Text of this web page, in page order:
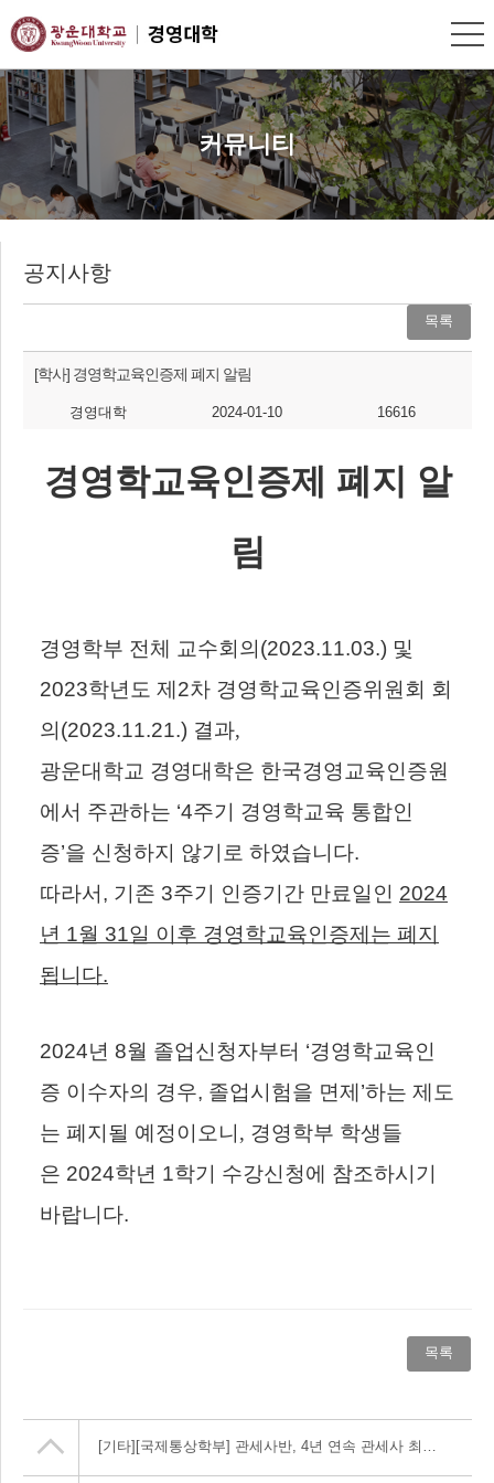
커뮤니티
공지사항
목록
[학사] 경영학교육인증제 폐지 알림
경영대학 2024-01-10 16616
경영학교육인증제 폐지 알
림
경영학부 전체 교수회의 (2023.11.03.) 및
2023학년도 제 2차 경영학교육인증위원회 회
의 (2023.11.21.) 결과,
광운대학교 경영대학은 한국경영교육인증원
에서 주관하는 ‘4주기 경영학교육 통합인
증’을 신청하지 않기로 하였습니다.
따라서 , 기존 3주기 인증기간 만료일인 2024
년 1월 31일 이후 경영학교육인증제는 폐지
됩니다.
2024년 8월 졸업신청자부터 ‘경영학교육인
증 이수자의 경우, 졸업시험을 면제 ’하는 제도
는 폐지될 예정이오니, 경영학부 학생들
은 2024학년 1학기 수강신청에 참조하시기
바랍니다.
목록
[기타] [국제통상학부] 관세사반, 4년 연속 관세사 최종합격자 배출